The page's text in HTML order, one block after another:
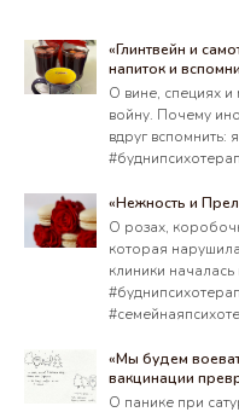
«Глинтвейн и
напиток и
О вине, специях
войну. Почему
вдруг вспомнить:
«Нежность и
О розах,
которая
клиники
«Мы будем
вакцинации
О панике при